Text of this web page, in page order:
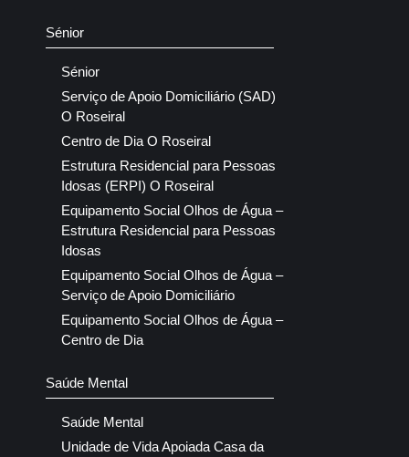
Sénior
Sénior
Serviço de Apoio Domiciliário (SAD)
O Roseiral
Centro de Dia O Roseiral
Estrutura Residencial para Pessoas
Idosas (ERPI) O Roseiral
Equipamento Social Olhos de Água –
Estrutura Residencial para Pessoas
Idosas
Equipamento Social Olhos de Água –
Serviço de Apoio Domiciliário
Equipamento Social Olhos de Água –
Centro de Dia
Saúde Mental
Saúde Mental
Unidade de Vida Apoiada Casa da